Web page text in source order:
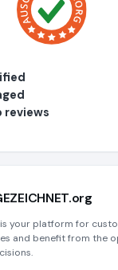
reviews
is your platform for
and benefit from the